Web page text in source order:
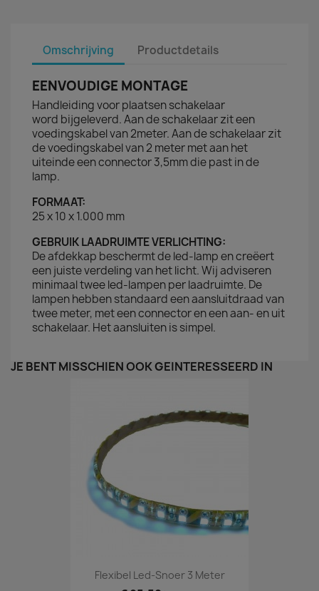
Omschrijving Productdetails
EENVOUDIGE MONTAGE
Handleiding voor plaatsen schakelaar
word bijgeleverd. Aan de schakelaar zit een
voedingskabel van 2meter. Aan de schakelaar zit
de voedingskabel van 2 meter met aan het
uiteinde een connector 3,5mm die past in de
lamp.
FORMAAT:
25 x 10 x 1.000 mm
GEBRUIK LAADRUIMTE VERLICHTING:
De afdekkap beschermt de led-lamp en creëert
een juiste verdeling van het licht. Wij adviseren
minimaal twee led-lampen per laadruimte. De
lampen hebben standaard een aansluitdraad van
twee meter, met een connector en een aan- en uit
schakelaar. Het aansluiten is simpel.
JE BENT MISSCHIEN OOK GEÏNTERESSEERD IN
Flexibel Led-Snoer 3 Meter